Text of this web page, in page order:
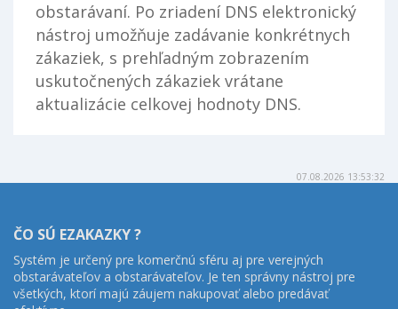
obstarávaní. Po zriadení DNS elektronický
nástroj umožňuje zadávanie konkrétnych
zákaziek, s prehľadným zobrazením
uskutočnených zákaziek vrátane
aktualizácie celkovej hodnoty DNS.
07.08.2026 13:53:32
ČO SÚ EZAKAZKY ?
Systém je určený pre komerčnú sféru aj pre verejných
obstarávateľov a obstarávateľov. Je ten správny nástroj pre
všetkých, ktorí majú záujem nakupovať alebo predávať